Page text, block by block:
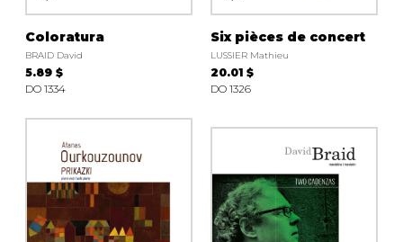
Coloratura
BRAID David
5.89 $
DO 1334
Six pièces de concert
LUSSIER Mathieu
20.01 $
DO 1326